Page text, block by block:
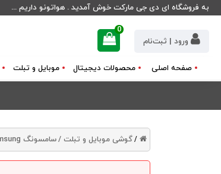
به فروشگاه ای دی جی مارکت خوش آمدید . هواتونو داریم ...
ورود | ثبت‌نام
0
صفحه اصلی محصولات دیجیتال موبایل و تبلت
/گوشی موبایل و تبلت /سامسونگ Samsung